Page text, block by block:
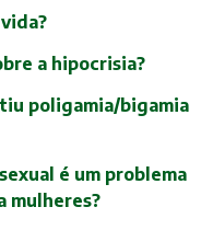
a hipocrisia?
poligamia/bigamia
é um problema
mulheres?